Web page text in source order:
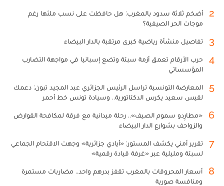
2
أضخم ثلاثة سدود بالمغرب: هل حافظت على نسب ملئها رغم
موجات الحر الصيفية؟
3 تفاصيل منشأة رياضية كبرى مرتقبة بالدار البيضاء
4
حرب الأرقام تعمق أزمة سبتة وتضع إسبانيا في مواجهة التضارب
المؤسساتي
5
المعارضة التونسية تراسل الرئيس الجزائري عبد المجيد تبون: دعمك
لقيس سعيد يكرس الدكتاتورية.. وسيادة تونس خط أحمر
6
«مطارِدو سموم الصيف».. رحلة ميدانية مع فرقة لمكافحة القوارض
والزواحف بشوارع الدار البيضاء
7
تقرير أمني يكشف المستور: «أيادي جزائرية» وجهت الاقتحام الجماعي
لسبتة ومليلية عبر «غرفة قيادة رقمية»
8
أسعار المحروقات بالمغرب تقفز بدرهم واحد.. مضاربات مستمرة
ومنافسة صورية